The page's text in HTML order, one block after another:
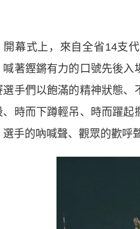
式上，來自全省14支代
喊著鏗鏘有力的口號先後入
選手們以飽滿的精神狀態
、時而下蹲輕吊、時而躍起
選手的吶喊聲、觀眾的歡呼